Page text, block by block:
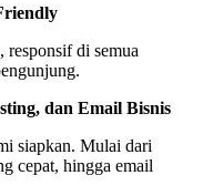
responsif di semua
dan Email Bisnis
siapkan. Mulai dari
cepat, hingga email